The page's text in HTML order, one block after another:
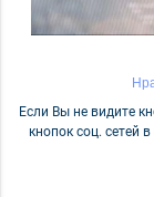
Если Вы не видите
кнопок соц. сетей